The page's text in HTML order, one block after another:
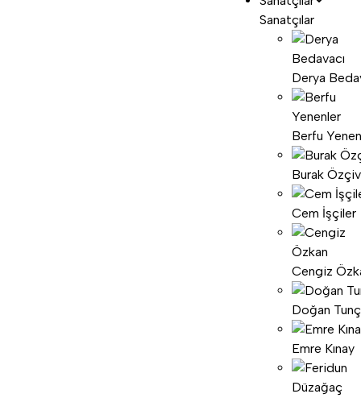
Sanatçılar
Derya
Berfu
Burak
Cem İşçiler
Cengiz
Doğan
Emre Kınay